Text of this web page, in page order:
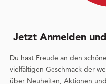
Jetzt Anmelden
Du hast Freude an den
vielfältigen Geschmack der
über Neuheiten, Aktionen